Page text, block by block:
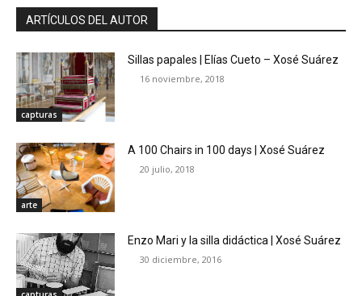
ARTÍCULOS DEL AUTOR
capturas
Sillas papales | Elías Cueto – Xosé Suárez
16 noviembre, 2018
arte
A 100 Chairs in 100 days | Xosé Suárez
20 julio, 2018
Enzo Mari y la silla didáctica | Xosé Suárez
30 diciembre, 2016